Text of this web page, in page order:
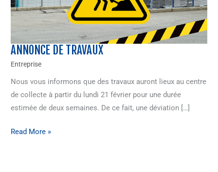
ANNONCE DE TRAVAUX
Entreprise
Nous vous informons que des travaux auront lieux au centre
de collecte à partir du lundi 21 février pour une durée
estimée de deux semaines. De ce fait, une déviation […]
Annonce
de
Read More »